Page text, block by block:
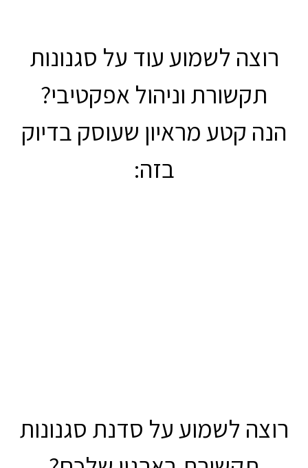
רוצה לשמוע עוד על סגנונות
תקשורת וניהול אפקטיבי?
הנה קטע מראיון שעוסק בדיוק
בזה:
רוצה לשמוע על סדנת סגנונות